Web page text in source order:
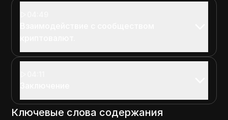
Ключевые слова содержания